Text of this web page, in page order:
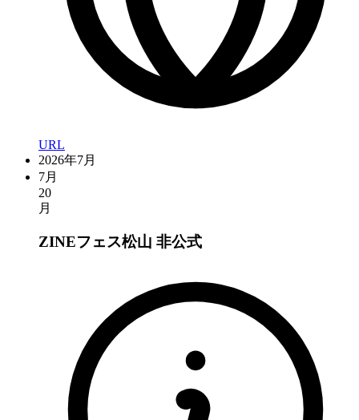
URL
2026年7月
7月
20
月
ZINEフェス松山 非公式